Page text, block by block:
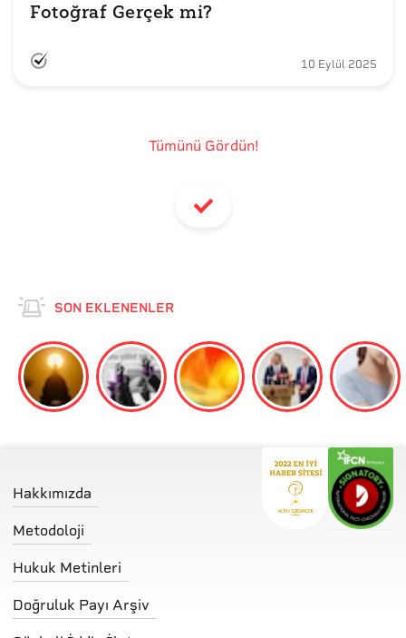
Fotoğraf Gerçek mi?
10 Eylül 2025
Tümünü Gördün!
SON EKLENENLER
Hakkımızda
Metodoloji
Hukuk Metinleri
Doğruluk Payı Arşiv